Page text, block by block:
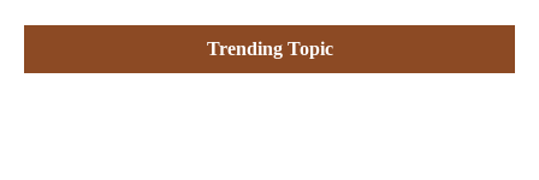
Trending Topic